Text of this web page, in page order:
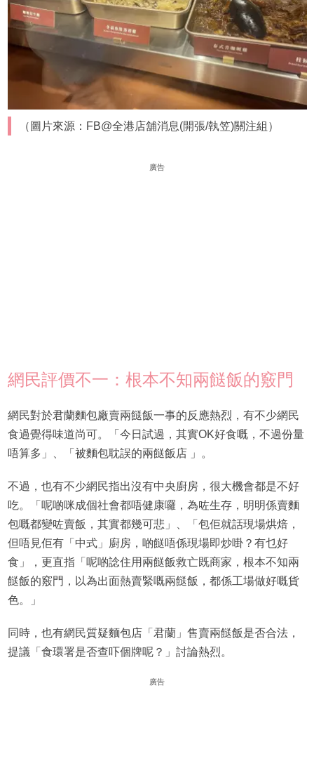
（圖片來源：FB@全港店舖消息(開張/執笠)關注組）
廣告
網民評價不一：根本不知兩餸飯的竅門
網民對於君蘭麵包廠賣兩餸飯一事的反應熱烈，有不少網民
食過覺得味道尚可。「今日試過，其實OK好食嘅，不過份量
唔算多」、「被麵包耽誤的兩餸飯店 」。
不過，也有不少網民指出沒有中央廚房，很大機會都是不好
吃。「呢啲咪成個社會都唔健康囉，為咗生存，明明係賣麵
包嘅都變咗賣飯，其實都幾可悲」、「包佢就話現場烘焙，
但唔見佢有「中式」廚房，啲餸唔係現場即炒啩？有乜好
食」，更直指「呢啲諗住用兩餸飯救亡既商家，根本不知兩
餸飯的竅門，以為出面熱賣緊嘅兩餸飯，都係工場做好嘅貨
色。」
同時，也有網民質疑麵包店「君蘭」售賣兩餸飯是否合法，
提議「食環署是否查吓個牌呢？」討論熱烈。
廣告